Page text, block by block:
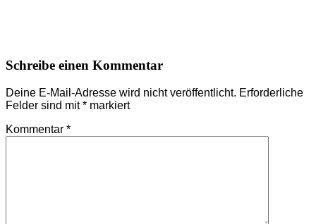
Beitragsnavigation
Schreibe einen Kommentar
Deine E-Mail-Adresse wird nicht veröffentlicht. Erforderliche
Felder sind mit* markiert
Kommentar *